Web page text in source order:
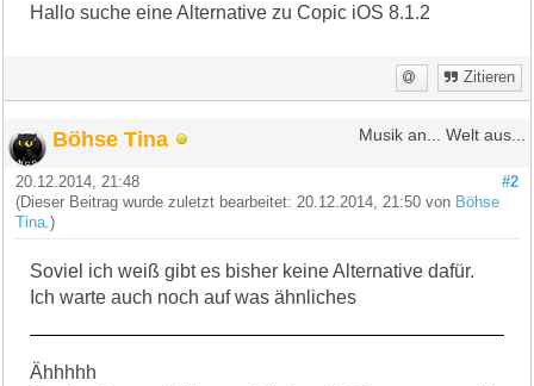
Hallo suche eine Alternative zu Copic iOS 8.1.2
Zitieren
Böhse Tina Musik an... Welt aus...
#2
20.12.2014, 21:48
(Dieser Beitrag wurde zuletzt bearbeitet: 20.12.2014, 21:50 von Böhse
Tina .)
Soviel ich weiß gibt es bisher keine Alternative dafür.
Ich warte auch noch auf was ähnliches
Ähhhhh